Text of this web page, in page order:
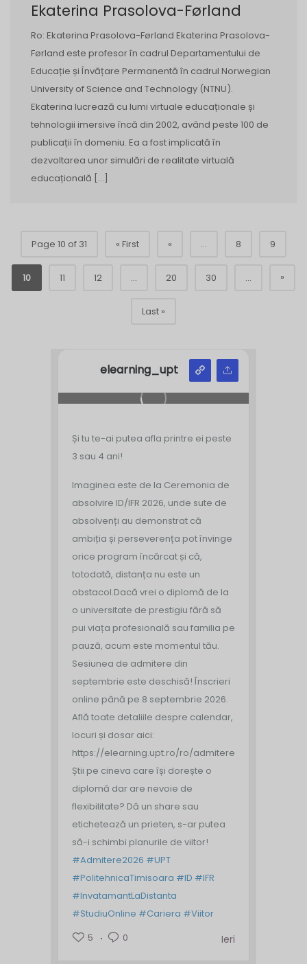
Ekaterina Prasolova-Førland
Ro: Ekaterina Prasolova-Førland Ekaterina Prasolova-
Førland este profesor în cadrul Departamentului de
Educație și Învățare Permanentă în cadrul Norwegian
University of Science and Technology (NTNU).
Ekaterina lucrează cu lumi virtuale educaționale și
tehnologii imersive încă din 2002, având peste 100 de
publicații în domeniu. Ea a fost implicată în
dezvoltarea unor simulări de realitate virtuală
educațională […]
Page 10 of 31 « First « ... 8 9
10 11 12 ... 20 30 ... »
Last »
elearning_upt
Și tu te-ai putea afla printre ei peste
3 sau 4 ani!
Imaginea este de la Ceremonia de
absolvire ID/IFR 2026, unde sute de
absolvenți au demonstrat că
ambiția și perseverența pot învinge
orice program încărcat și că,
totodată, distanța nu este un
obstacol.Dacă vrei o diplomă de la
o universitate de prestigiu fără să
pui viața profesională sau familia pe
pauză, acum este momentul tău.
Sesiunea de admitere din
septembrie este deschisă! Înscrieri
online până pe 8 septembrie 2026.
Află toate detaliile despre calendar,
locuri și dosar aici:
https://elearning.upt.ro/ro/admitere/
Știi pe cineva care își dorește o
diplomă dar are nevoie de
flexibilitate? Dă un share sau
etichetează un prieten, s-ar putea
să-i schimbi planurile de viitor!
#Admitere2026 #UPT
#PolitehnicaTimisoara #ID #IFR
#InvatamantLaDistanta
#StudiuOnline #Cariera #Viitor
5
0 Ieri